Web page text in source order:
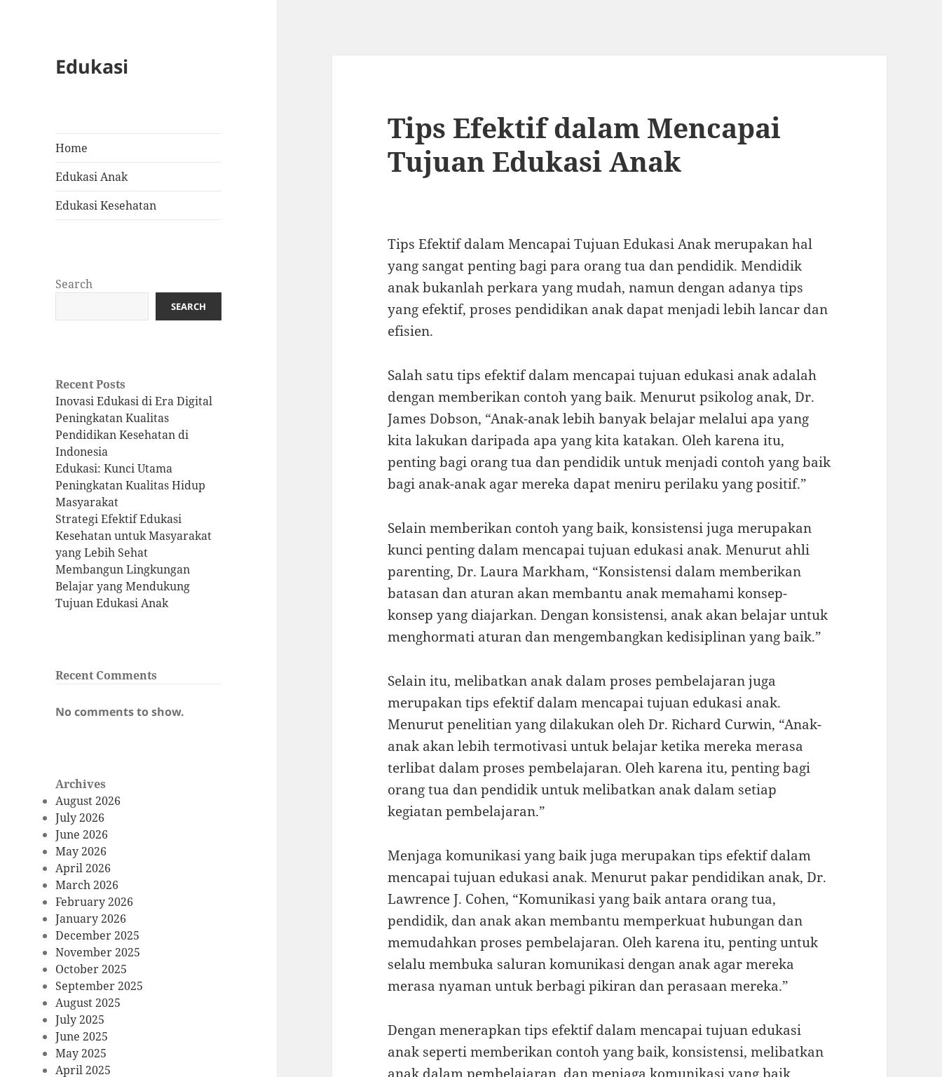
Edukasi
Home
Edukasi Anak
Edukasi Kesehatan
Search
SEARCH
Recent Posts
Inovasi Edukasi di Era Digital
Peningkatan Kualitas
Pendidikan Kesehatan di
Indonesia
Edukasi: Kunci Utama
Peningkatan Kualitas Hidup
Masyarakat
Strategi Efektif Edukasi
Kesehatan untuk Masyarakat
yang Lebih Sehat
Membangun Lingkungan
Belajar yang Mendukung
Tujuan Edukasi Anak
Recent Comments
No comments to show.
Archives
August 2026
July 2026
June 2026
May 2026
April 2026
March 2026
February 2026
January 2026
December 2025
November 2025
October 2025
September 2025
August 2025
July 2025
June 2025
May 2025
April 2025
Tips Efektif dalam Mencapai
Tujuan Edukasi Anak
Tips Efektif dalam Mencapai Tujuan Edukasi Anak merupakan hal
yang sangat penting bagi para orang tua dan pendidik. Mendidik
anak bukanlah perkara yang mudah, namun dengan adanya tips
yang efektif, proses pendidikan anak dapat menjadi lebih lancar dan
efisien.
Salah satu tips efektif dalam mencapai tujuan edukasi anak adalah
dengan memberikan contoh yang baik. Menurut psikolog anak, Dr.
James Dobson, “Anak-anak lebih banyak belajar melalui apa yang
kita lakukan daripada apa yang kita katakan. Oleh karena itu,
penting bagi orang tua dan pendidik untuk menjadi contoh yang baik
bagi anak-anak agar mereka dapat meniru perilaku yang positif.”
Selain memberikan contoh yang baik, konsistensi juga merupakan
kunci penting dalam mencapai tujuan edukasi anak. Menurut ahli
parenting, Dr. Laura Markham, “Konsistensi dalam memberikan
batasan dan aturan akan membantu anak memahami konsep-
konsep yang diajarkan. Dengan konsistensi, anak akan belajar untuk
menghormati aturan dan mengembangkan kedisiplinan yang baik.”
Selain itu, melibatkan anak dalam proses pembelajaran juga
merupakan tips efektif dalam mencapai tujuan edukasi anak.
Menurut penelitian yang dilakukan oleh Dr. Richard Curwin, “Anak-
anak akan lebih termotivasi untuk belajar ketika mereka merasa
terlibat dalam proses pembelajaran. Oleh karena itu, penting bagi
orang tua dan pendidik untuk melibatkan anak dalam setiap
kegiatan pembelajaran.”
Menjaga komunikasi yang baik juga merupakan tips efektif dalam
mencapai tujuan edukasi anak. Menurut pakar pendidikan anak, Dr.
Lawrence J. Cohen, “Komunikasi yang baik antara orang tua,
pendidik, dan anak akan membantu memperkuat hubungan dan
memudahkan proses pembelajaran. Oleh karena itu, penting untuk
selalu membuka saluran komunikasi dengan anak agar mereka
merasa nyaman untuk berbagi pikiran dan perasaan mereka.”
Dengan menerapkan tips efektif dalam mencapai tujuan edukasi
anak seperti memberikan contoh yang baik, konsistensi, melibatkan